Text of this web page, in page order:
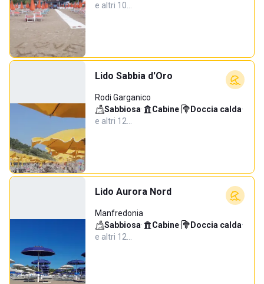
e altri 10…
Lido Sabbia d'Oro
Rodi Garganico
Sabbiosa· Cabine· Doccia calda·
e altri 12…
Lido Aurora Nord
Manfredonia
Sabbiosa· Cabine· Doccia calda·
e altri 12…